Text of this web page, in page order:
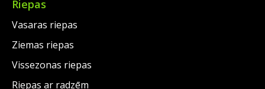
Riepas
Vasaras riepas
Ziemas riepas
Vissezonas riepas
Riepas ar radzēm